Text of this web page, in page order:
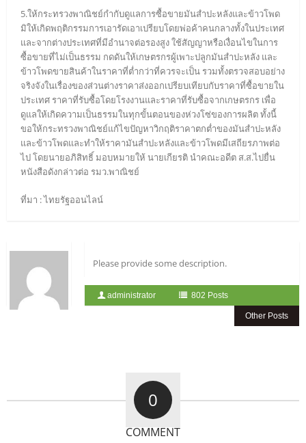
5.ให้กระทรวงพาณิชย์กำกับดูแลการซื้อขายมันสำปะหลังและข้าวโพด
มิให้เกิดพฤติกรรมการเอารัดเอาเปรียบโดยพ่อค้าคนกลางทั้งในประเทศ
และจากต่างประเทศที่มีอำนาจต่อรองสูง ใช้สัญญาหรือเงื่อนไขในการ
ซื้อขายที่ไม่เป็นธรรม กดดันให้เกษตรกรผู้เพาะปลูกมันสำปะหลัง และ
ข้าวโพดขายสินค้าในราคาที่ต่ำกว่าที่ควรจะเป็น รวมทั้งตรวจสอบอย่าง
จริงจังในเรื่องของส่วนต่างราคาส่งออกเปรียบเทียบกับราคาที่ซื้อขายใน
ประเทศ ราคาที่รับซื้อโดยโรงงานและราคาที่รับซื้อจากเกษตรกร เพื่อ
ดูแลให้เกิดความเป็นธรรมในทุกขั้นตอนของห่วงโซ่ของการผลิต ทั้งนี้
ขอให้กระทรวงพาณิชย์แก้ไขปัญหาวิกฤติราคาตกต่ำของมันสำปะหลัง
และข้าวโพดและทำให้ราคามันสำปะหลังและข้าวโพดมีเสถียรภาพต่อ
ไป โดยนายอภิสิทธิ์ มอบหมายให้ นายเกียรติ นำคณะอดีต ส.ส.ไปยื่น
หนังสือดังกล่าวต่อ รมว.พาณิชย์
ที่มา : ไทยรัฐออนไลน์
Please provide some description.
administrator 802 Posts
Other Posts
0
COMMENT